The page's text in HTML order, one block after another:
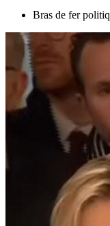
Bras de fer